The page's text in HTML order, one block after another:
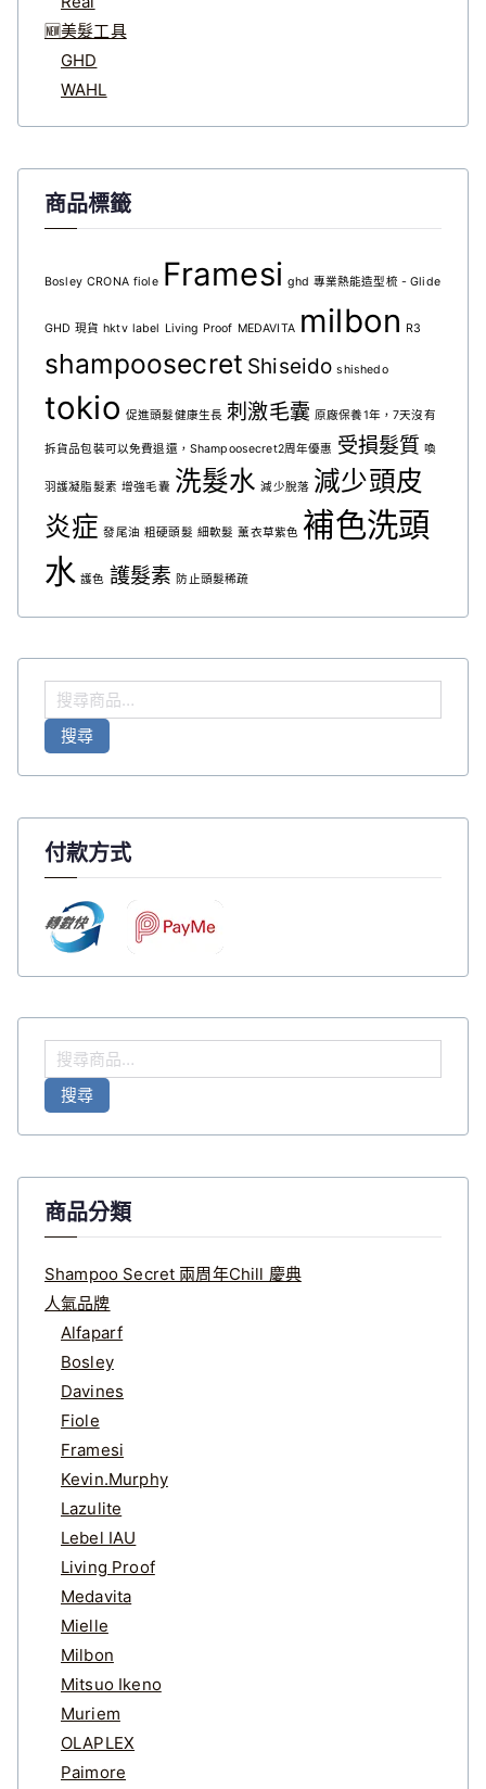
🆕美髮工具
GHD
WAHL
商品標籤
Bosley CRONA fiole Framesi ghd 專業熱能造型梳 - Glide
GHD 現貨 hktv label Living Proof MEDAVITA milbon R3
shampoosecret Shiseido shishedo
tokio 促進頭髮健康生長 刺激毛囊 原廠保養1年，7天沒有
拆貨品包裝可以免費退還，Shampoosecret2周年優惠 受損髮質 喚
羽護凝脂髮素 增強毛囊 洗髮水 減少脫落 減少頭皮
炎症 發尾油 粗硬頭髮 細軟髮 薰衣草紫色 補色洗頭
水 護色 護髮素 防止頭髮稀疏
搜
尋
搜尋
付款方式
搜
尋
搜尋
商品分類
Shampoo Secret 兩周年Chill 慶典
人氣品牌
Alfaparf
Bosley
Davines
Fiole
Framesi
Kevin.Murphy
Lazulite
Lebel IAU
Living Proof
Medavita
Mielle
Milbon
Mitsuo Ikeno
Muriem
OLAPLEX
Paimore